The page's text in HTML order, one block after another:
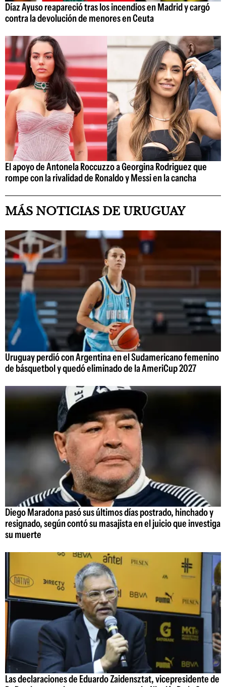
Díaz Ayuso reapareció tras los incendios en Madrid y cargó
contra la devolución de menores en Ceuta
El apoyo de Antonela Roccuzzo a Georgina Rodriguez que
rompe con la rivalidad de Ronaldo y Messi en la cancha
MÁS NOTICIAS DE URUGUAY
Uruguay perdió con Argentina en el Sudamericano femenino
de básquetbol y quedó eliminado de la AmeriCup 2027
Diego Maradona pasó sus últimos días postrado, hinchado y
resignado, según contó su masajista en el juicio que investiga
su muerte
Las declaraciones de Eduardo Zaidensztat, vicepresidente de